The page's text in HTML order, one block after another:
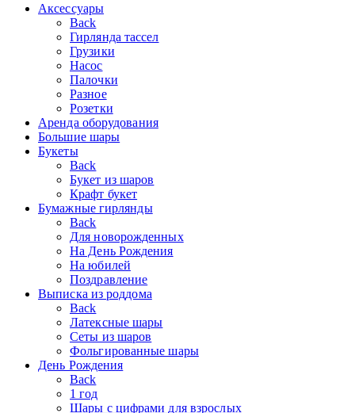
Аксессуары
Back
Гирлянда тассел
Грузики
Насос
Палочки
Разное
Розетки
Аренда оборудования
Большие шары
Букеты
Back
Букет из шаров
Крафт букет
Бумажные гирлянды
Back
Для новорожденных
На День Рождения
На юбилей
Поздравление
Выписка из роддома
Back
Латексные шары
Сеты из шаров
Фольгированные шары
День Рождения
Back
1 год
Шары с цифрами для взрослых